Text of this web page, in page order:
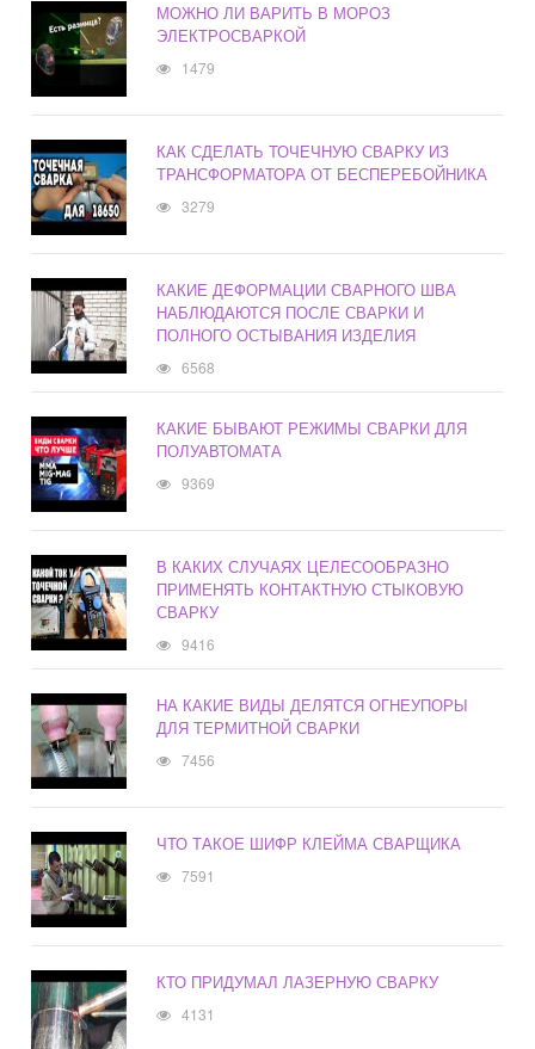
МОЖНО ЛИ ВАРИТЬ В МОРОЗ
ЭЛЕКТРОСВАРКОЙ
1479
КАК СДЕЛАТЬ ТОЧЕЧНУЮ СВАРКУ ИЗ
ТРАНСФОРМАТОРА ОТ БЕСПЕРЕБОЙНИКА
3279
КАКИЕ ДЕФОРМАЦИИ СВАРНОГО ШВА
НАБЛЮДАЮТСЯ ПОСЛЕ СВАРКИ И
ПОЛНОГО ОСТЫВАНИЯ ИЗДЕЛИЯ
6568
КАКИЕ БЫВАЮТ РЕЖИМЫ СВАРКИ ДЛЯ
ПОЛУАВТОМАТА
9369
В КАКИХ СЛУЧАЯХ ЦЕЛЕСООБРАЗНО
ПРИМЕНЯТЬ КОНТАКТНУЮ СТЫКОВУЮ
СВАРКУ
9416
НА КАКИЕ ВИДЫ ДЕЛЯТСЯ ОГНЕУПОРЫ
ДЛЯ ТЕРМИТНОЙ СВАРКИ
7456
ЧТО ТАКОЕ ШИФР КЛЕЙМА СВАРЩИКА
7591
КТО ПРИДУМАЛ ЛАЗЕРНУЮ СВАРКУ
4131